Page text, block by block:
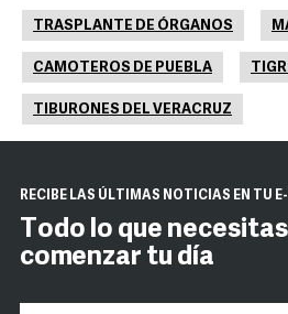
TRASPLANTE DE ÓRGANOS
CAMOTEROS DE PUEBLA
TIBURONES DEL VERACRUZ
RECIBE LAS ÚLTIMAS NOTICIAS EN TU
Todo lo que
comenzar tu día